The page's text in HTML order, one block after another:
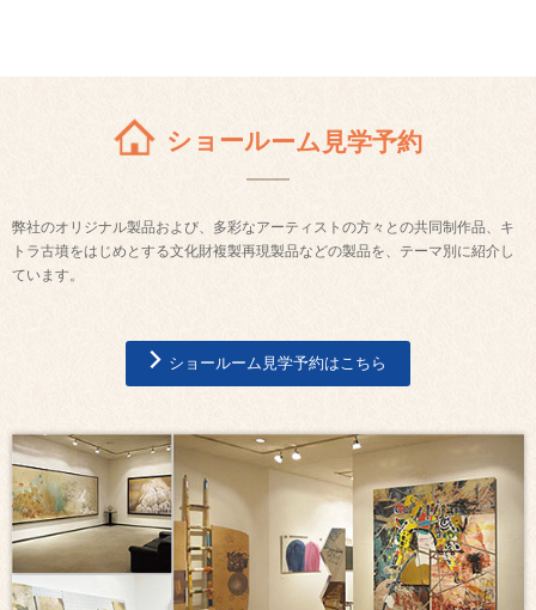
ショールーム見学予約
弊社のオリジナル製品および、多彩なアーティストの方々との共同制作品、キ
トラ古墳をはじめとする文化財複製再現製品などの製品を、テーマ別に紹介し
ています。
ショールーム見学予約はこちら